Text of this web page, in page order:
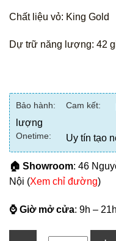
Chất liệu vỏ: King Gold
Dự trữ năng lượng: 42
Bảo hành: Cam kết:
lượng
Onetime: Uy tín tạo
🏠 Showroom: 46
Nội (Xem chỉ đường)
⌚ Giờ mở cửa: 9h –